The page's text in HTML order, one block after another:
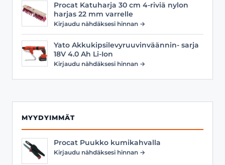
Procat Katuharja 30 cm 4-riviä nylon
harjas 22 mm varrelle
Kirjaudu nähdäksesi hinnan →
Yato Akkukipsilevyruuvinväännin- sarja
18V 4.0 Ah Li-Ion
Kirjaudu nähdäksesi hinnan →
MYYDYIMMÄT
Procat Puukko kumikahvalla
Kirjaudu nähdäksesi hinnan →